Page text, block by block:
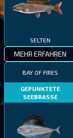
SELTEN
MEHR ERFAHREN
BAY OF FIRES
GEPUNKTETE
SEEBRASSE